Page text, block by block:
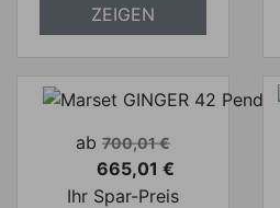
ZEIGEN
Verkaufspreis
ab 700,01 €
Preis
665,01 €
Ihr Spar-Preis